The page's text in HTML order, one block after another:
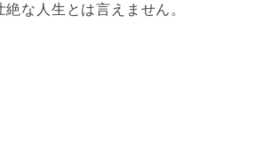
な人生とは言えません。